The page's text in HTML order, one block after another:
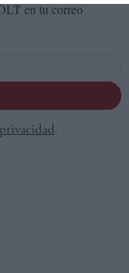
en tu correo
.